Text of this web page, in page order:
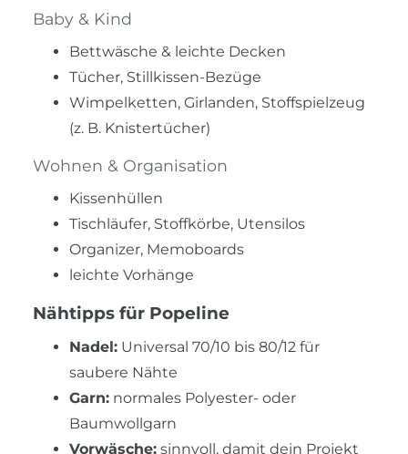
Baby & Kind
Bettwäsche & leichte Decken
Tücher, Stillkissen-Bezüge
Wimpelketten, Girlanden, Stoffspielzeug
(z. B. Knistertücher)
Wohnen & Organisation
Kissenhüllen
Tischläufer, Stoffkörbe, Utensilos
Organizer, Memoboards
leichte Vorhänge
Nähtipps für Popeline
Nadel: Universal 70/10 bis 80/12 für
saubere Nähte
Garn: normales Polyester- oder
Baumwollgarn
Vorwäsche: sinnvoll, damit dein Projekt